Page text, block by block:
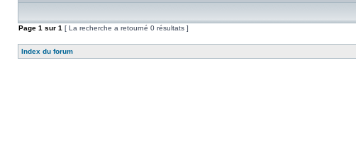
Page 1 sur 1 [ La recherche a retourné 0 résultats ]
Index du forum